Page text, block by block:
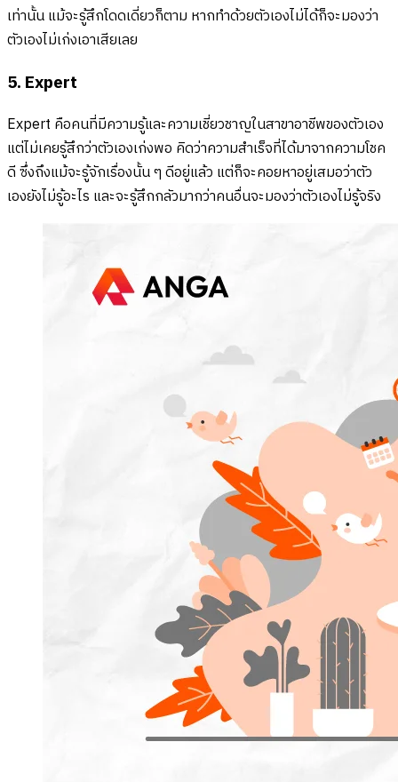
เท่านั้น แม้จะรู้สึกโดดเดี่ยวก็ตาม หากทำด้วยตัวเองไม่ได้ก็จะมองว่า
ตัวเองไม่เก่งเอาเสียเลย
5. Expert
Expert คือคนที่มีความรู้และความเชี่ยวชาญในสาขาอาชีพของตัวเอง
แต่ไม่เคยรู้สึกว่าตัวเองเก่งพอ คิดว่าความสำเร็จที่ได้มาจากความโชค
ดี ซึ่งถึงแม้จะรู้จักเรื่องนั้น ๆ ดีอยู่แล้ว แต่ก็จะคอยหาอยู่เสมอว่าตัว
เองยังไม่รู้อะไร และจะรู้สึกกลัวมากว่าคนอื่นจะมองว่าตัวเองไม่รู้จริง